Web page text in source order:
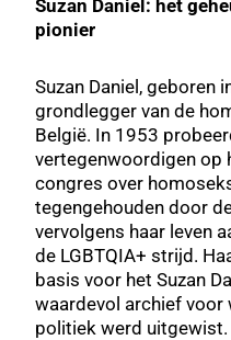
Suzan Daniel: het
pionier
Suzan Daniel, geboren
grondlegger van de
België. In 1953
vertegenwoordigen op
congres over
tegengehouden door
vervolgens haar leven
de LGBTQIA+ strijd.
basis voor het Suzan
waardevol archief
politiek werd uitgewist.